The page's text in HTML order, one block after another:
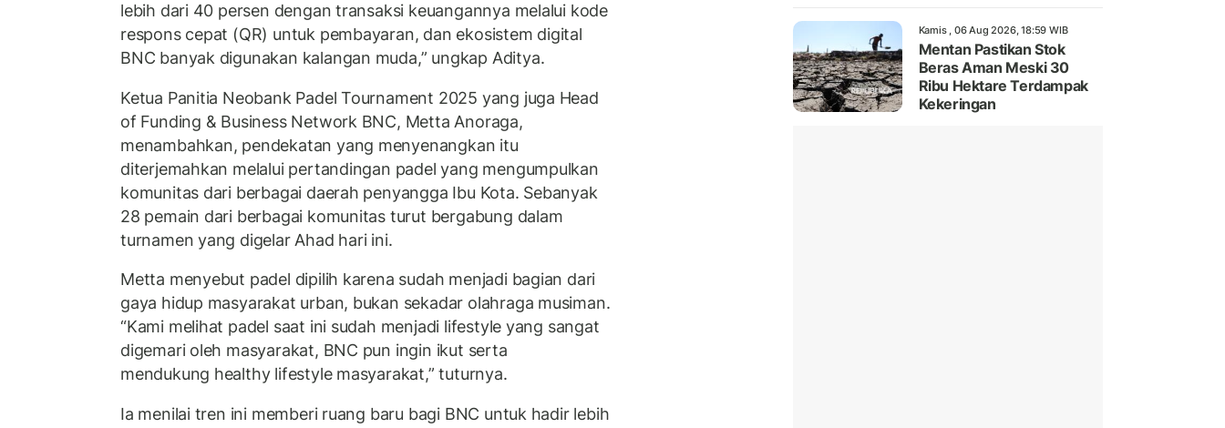
lebih dari 40 persen dengan transaksi keuangannya melalui kode
respons cepat (QR) untuk pembayaran, dan ekosistem digital
BNC banyak digunakan kalangan muda,” ungkap Aditya.
Ketua Panitia Neobank Padel Tournament 2025 yang juga Head
of Funding & Business Network BNC, Metta Anoraga,
menambahkan, pendekatan yang menyenangkan itu
diterjemahkan melalui pertandingan padel yang mengumpulkan
komunitas dari berbagai daerah penyangga Ibu Kota. Sebanyak
28 pemain dari berbagai komunitas turut bergabung dalam
turnamen yang digelar Ahad hari ini.
Metta menyebut padel dipilih karena sudah menjadi bagian dari
gaya hidup masyarakat urban, bukan sekadar olahraga musiman.
“Kami melihat padel saat ini sudah menjadi lifestyle yang sangat
digemari oleh masyarakat, BNC pun ingin ikut serta
mendukung healthy lifestyle masyarakat,” tuturnya.
Ia menilai tren ini memberi ruang baru bagi BNC untuk hadir lebih
Kamis , 06 Aug 2026, 18:59 WIB
Mentan Pastikan Stok
Beras Aman Meski 30
Ribu Hektare Terdampak
Kekeringan